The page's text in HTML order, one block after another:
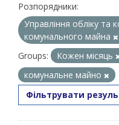
Розпорядники:
Управління обліку та
комунального майна
Groups:
Кожен місяць
комунальне майно
Фільтрувати